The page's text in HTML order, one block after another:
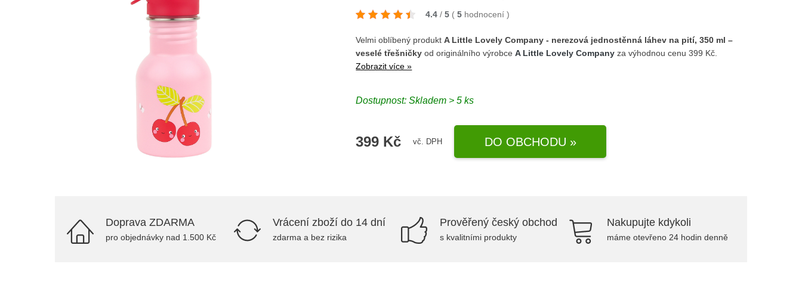
4.4 / 5 ( 5 hodnocení)
Velmi oblíbený produktA Little Lovely Company - nerezová jednostěnná láhev na pití, 350 ml –
veselé třešničky od originálního výrobceA Little Lovely Company za výhodnou cenu 399 Kč.
Zobrazit více »
Dostupnost: Skladem > 5 ks
399 Kč vč. DPH DO OBCHODU »
Doprava ZDARMA
pro objednávky nad 1.500 Kč
Vrácení zboží do 14 dní
zdarma a bez rizika
Prověřený český obchod
s kvalitními produkty
Nakupujte kdykoli
máme otevřeno 24 hodin denně